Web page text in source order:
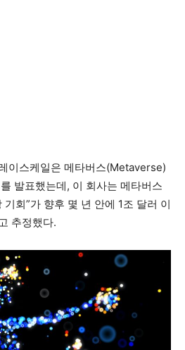
이스케일은 메타버스(Metaverse)
발표했는데, 이 회사는 메타버스
회”가 향후 몇 년 안에 1조 달러 이
추정했다.